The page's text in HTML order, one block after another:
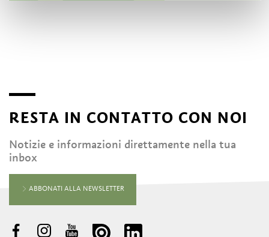
RESTA IN CONTATTO CON NOI
Notizie e informazioni direttamente nella tua
inbox
ABBONATI ALLA NEWSLETTER